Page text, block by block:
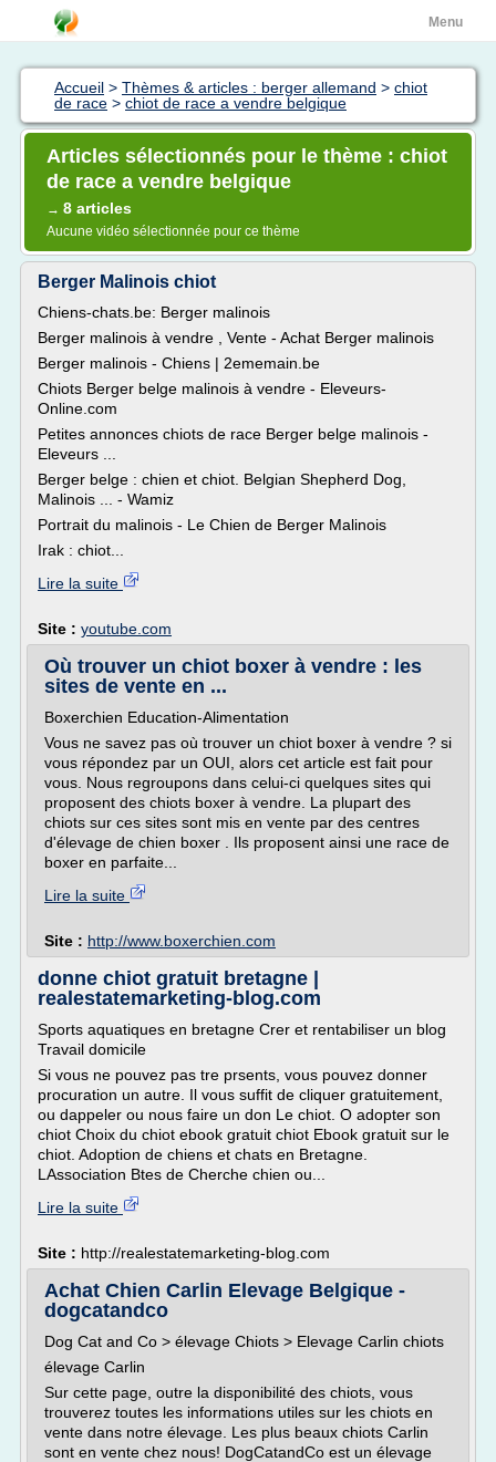
Menu
Accueil > Thèmes & articles : berger allemand > chiot
de race > chiot de race a vendre belgique
Articles sélectionnés pour le thème : chiot
de race a vendre belgique
→ 8 articles
Aucune vidéo sélectionnée pour ce thème
Berger Malinois chiot
Chiens-chats.be: Berger malinois
Berger malinois à vendre , Vente - Achat Berger malinois
Berger malinois - Chiens | 2ememain.be
Chiots Berger belge malinois à vendre - Eleveurs-
Online.com
Petites annonces chiots de race Berger belge malinois -
Eleveurs ...
Berger belge : chien et chiot. Belgian Shepherd Dog,
Malinois ... - Wamiz
Portrait du malinois - Le Chien de Berger Malinois
Irak : chiot...
Lire la suite
Site : youtube.com
Où trouver un chiot boxer à vendre : les
sites de vente en ...
Boxerchien Education-Alimentation
Vous ne savez pas où trouver un chiot boxer à vendre ? si
vous répondez par un OUI, alors cet article est fait pour
vous. Nous regroupons dans celui-ci quelques sites qui
proposent des chiots boxer à vendre. La plupart des
chiots sur ces sites sont mis en vente par des centres
d'élevage de chien boxer . Ils proposent ainsi une race de
boxer en parfaite...
Lire la suite
Site : http://www.boxerchien.com
donne chiot gratuit bretagne |
realestatemarketing-blog.com
Sports aquatiques en bretagne Crer et rentabiliser un blog
Travail domicile
Si vous ne pouvez pas tre prsents, vous pouvez donner
procuration un autre. Il vous suffit de cliquer gratuitement,
ou dappeler ou nous faire un don Le chiot. O adopter son
chiot Choix du chiot ebook gratuit chiot Ebook gratuit sur le
chiot. Adoption de chiens et chats en Bretagne.
LAssociation Btes de Cherche chien ou...
Lire la suite
Site : http://realestatemarketing-blog.com
Achat Chien Carlin Elevage Belgique -
dogcatandco
Dog Cat and Co > élevage Chiots > Elevage Carlin chiots
élevage Carlin
Sur cette page, outre la disponibilité des chiots, vous
trouverez toutes les informations utiles sur les chiots en
vente dans notre élevage. Les plus beaux chiots Carlin
sont en vente chez nous! DogCatandCo est un élevage